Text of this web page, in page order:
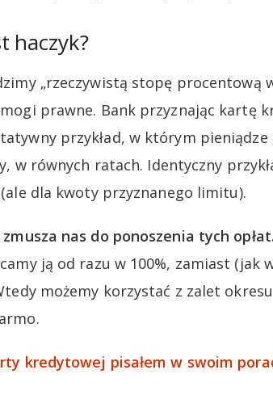
haczyk?
„rzeczywistą stopę procentową
prawne. Bank przyznając kartę
przykład, w którym pieniądze
w równych ratach. Identyczny
dla kwoty przyznanego limitu).
nas do ponoszenia tych opłat.
ją od razu w 100%, zamiast (jak
możemy korzystać z zalet
kredytowej pisałem w swoim